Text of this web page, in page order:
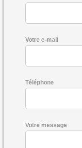
Votre e-mail
Téléphone
Votre message